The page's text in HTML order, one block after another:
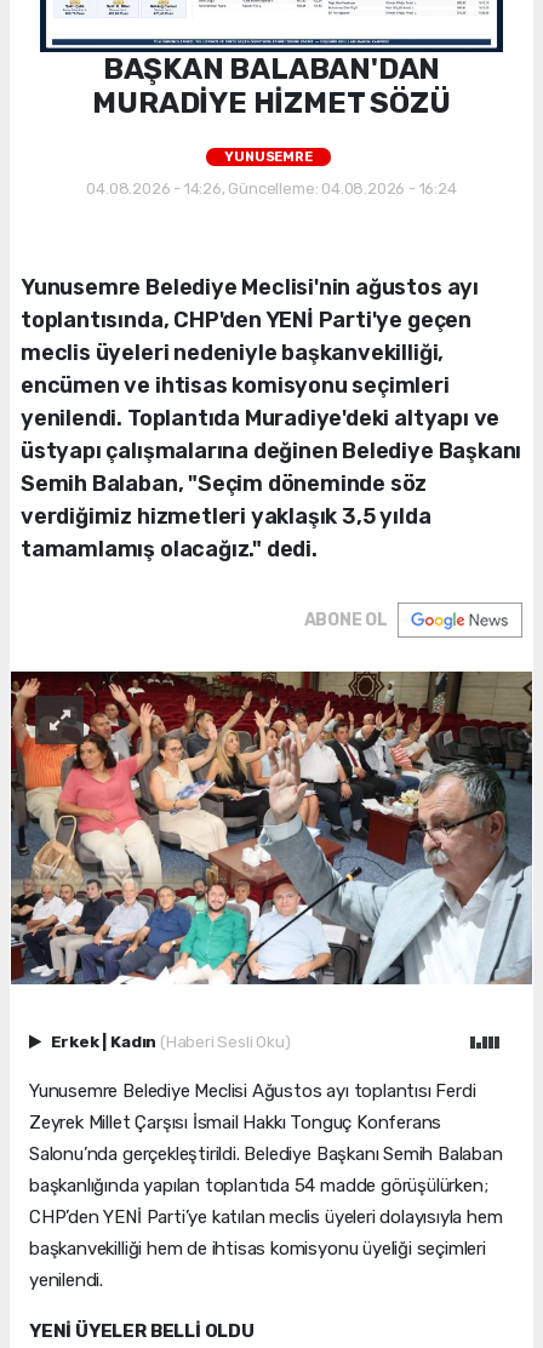
BAŞKAN BALABAN'DAN
MURADİYE HİZMET SÖZÜ
YUNUSEMRE
04.08.2026 - 14:26, Güncelleme: 04.08.2026 - 16:24
Yunusemre Belediye Meclisi'nin ağustos ayı
toplantısında, CHP'den YENİ Parti'ye geçen
meclis üyeleri nedeniyle başkanvekilliği,
encümen ve ihtisas komisyonu seçimleri
yenilendi. Toplantıda Muradiye'deki altyapı ve
üstyapı çalışmalarına değinen Belediye Başkanı
Semih Balaban, "Seçim döneminde söz
verdiğimiz hizmetleri yaklaşık 3,5 yılda
tamamlamış olacağız." dedi.
ABONE OL
Erkek Kadın (Haberi Sesli Oku)
Yunusemre Belediye Meclisi Ağustos ayı toplantısı Ferdi
Zeyrek Millet Çarşısı İsmail Hakkı Tonguç Konferans
Salonu’nda gerçekleştirildi. Belediye Başkanı Semih Balaban
başkanlığında yapılan toplantıda 54 madde görüşülürken;
CHP’den YENİ Parti’ye katılan meclis üyeleri dolayısıyla hem
başkanvekilliği hem de ihtisas komisyonu üyeliği seçimleri
yenilendi.
YENİ ÜYELER BELLİ OLDU